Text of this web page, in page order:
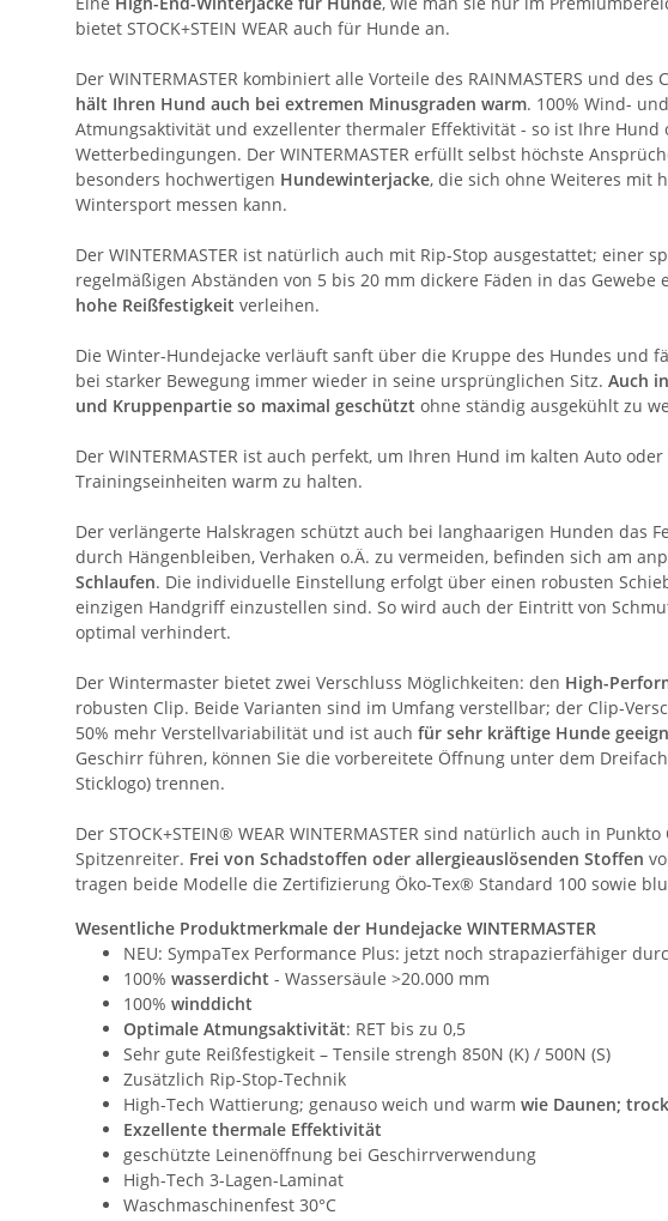
bietet STOCK+STEIN WEAR auch für Hunde an.
Der WINTERMASTER kombiniert alle Vorteile des RAINMASTERS und des
hält Ihren Hund auch bei extremen Minusgraden warm. 100% Wind-
Atmungsaktivität und exzellenter thermaler Effektivität - so ist Ihre
Wetterbedingungen. Der WINTERMASTER erfüllt selbst höchste
besonders hochwertigen Hundewinterjacke, die sich ohne Weiteres mit
Wintersport messen kann.
Der WINTERMASTER ist natürlich auch mit Rip-Stop ausgestattet; einer
regelmäßigen Abständen von 5 bis 20 mm dickere Fäden in das
hohe Reißfestigkeit verleihen.
Die Winter-Hundejacke verläuft sanft über die Kruppe des Hundes und
bei starker Bewegung immer wieder in seine ursprünglichen Sitz. Auch
und Kruppenpartie so maximal geschützt ohne ständig ausgekühlt zu
Der WINTERMASTER ist auch perfekt, um Ihren Hund im kalten Auto
Trainingseinheiten warm zu halten.
Der verlängerte Halskragen schützt auch bei langhaarigen Hunden das
durch Hängenbleiben, Verhaken o.Ä. zu vermeiden, befinden sich am
Schlaufen. Die individuelle Einstellung erfolgt über einen robusten
einzigen Handgriff einzustellen sind. So wird auch der Eintritt von
optimal verhindert.
Der Wintermaster bietet zwei Verschluss Möglichkeiten: den High-
robusten Clip. Beide Varianten sind im Umfang verstellbar; der Clip-
50% mehr Verstellvariabilität und ist auch für sehr kräftige Hunde
Geschirr führen, können Sie die vorbereitete Öffnung unter dem
Sticklogo) trennen.
Der STOCK+STEIN® WEAR WINTERMASTER sind natürlich auch in
Spitzenreiter. Frei von Schadstoffen oder allergieauslösenden Stoffen
tragen beide Modelle die Zertifizierung Öko-Tex® Standard 100 sowie
Wesentliche Produktmerkmale der Hundejacke WINTERMASTER
NEU: SympaTex Performance Plus: jetzt noch strapazierfähiger
100% wasserdicht - Wassersäule >20.000 mm
100% winddicht
Optimale Atmungsaktivität: RET bis zu 0,5
Sehr gute Reißfestigkeit – Tensile strengh 850N (K) / 500N (S)
Zusätzlich Rip-Stop-Technik
High-Tech Wattierung; genauso weich und warm wie Daunen;
Exzellente thermale Effektivität
geschützte Leinenöffnung bei Geschirrverwendung
High-Tech 3-Lagen-Laminat
Waschmaschinenfest 30°C